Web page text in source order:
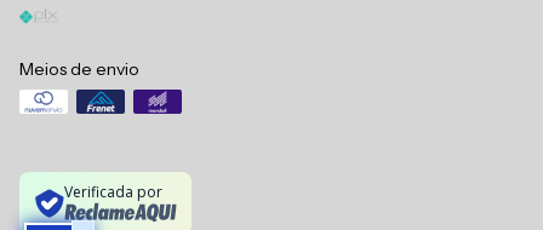
Meios de envio
Verificada por